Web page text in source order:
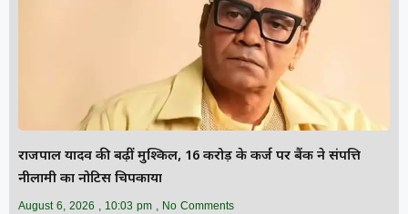
राजपाल यादव की बढ़ीं मुश्किलें, ₹16 करोड़ के कर्ज पर बैंक ने संपत्ति
नीलामी का नोटिस चिपकाया
August 6, 2026 10:03 pm No Comments